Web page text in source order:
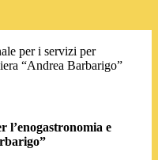
per i servizi per
“Andrea Barbarigo”
l’enogastronomia e